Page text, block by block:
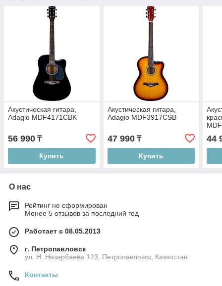
Акустическая гитара,
Adagio MDF4171CBK
56 990 ₸
Купить
Акустическая гитара,
Adagio MDF3917CSB
47 990₸
Купить
44
О нас
Рейтинг не сформирован
Менее 5 отзывов за последний год
Работает с 08.05.2013
г. Петропавловск
ул. Н. Назарбаева 123, Петропавловск, Казахстан
Контакты